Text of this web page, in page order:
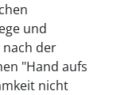
und
nach der
"Hand aufs
nicht